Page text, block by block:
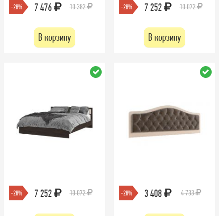
-28% 7 476 10 382
В корзину
-28% 7 252 10 072
В корзину
-28% 7 252 10 072 -28% 3 408 4 733